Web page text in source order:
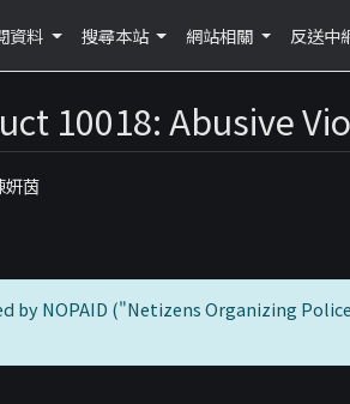
資料 搜尋本站 網站相關 反送中
10018: Abusive
妍茵
by NOPAID ("Netizens Organizing